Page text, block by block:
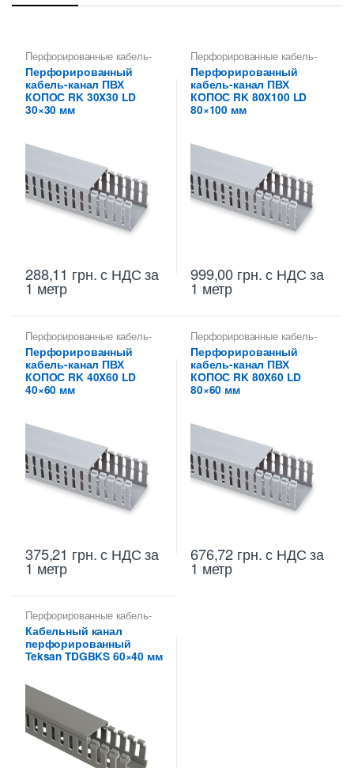
Перфорированные кабель-
каналы ПВХ
Перфорированный
кабель-канал ПВХ
КОПОС RK 30X30 LD
30×30 мм
288,11 грн.с НДС за
1 метр
Перфорированные кабель-
каналы ПВХ
Перфорированный
кабель-канал ПВХ
КОПОС RK 80X100 LD
80×100 мм
999,00 грн.с НДС за
1 метр
Перфорированные кабель-
каналы ПВХ
Перфорированный
кабель-канал ПВХ
КОПОС RK 40X60 LD
40×60 мм
375,21 грн.с НДС за
1 метр
Перфорированные кабель-
каналы ПВХ
Перфорированный
кабель-канал ПВХ
КОПОС RK 80X60 LD
80×60 мм
676,72 грн.с НДС за
1 метр
Перфорированные кабель-
каналы ПВХ
Кабельный канал
перфорированный
Teksan TDGBKS 60×40 мм